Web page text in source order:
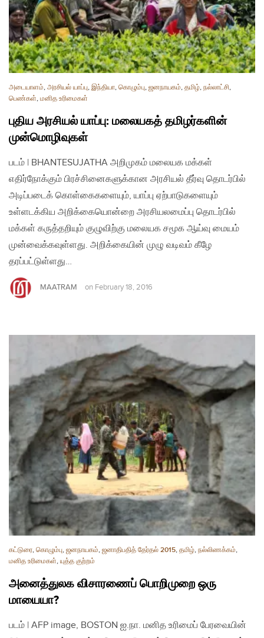
அடையாளம், அரசியல் யாப்பு, இந்தியா, கொழும்பு, ஜனநாயகம், தமிழ், நல்லாட்சி,
பெண்கள், மனித உரிமைகள்
புதிய அரசியல் யாப்பு: மலையகத் தமிழர்களின்
முன்மொழிவுகள்
படம் | BHANTESUJATHA அறிமுகம் மலையக மக்கள்
எதிர்நோக்கும் பிரச்சினைகளுக்கான அரசியல் தீர்வு தொடர்பில்
அடிப்படைக் கொள்கைகளையும், யாப்பு ஏற்பாடுகளையும்
உள்ளடக்கிய அறிக்கையொன்றை அரசியலமைப்பு தொடர்பில்
மக்கள் கருத்தறியும் குழுவிற்கு மலையக சமூக ஆய்வு மையம்
முன்வைக்கவுள்ளது. அறிக்கையின் முழு வடிவம் கீழே
தரப்பட்டுள்ளது…
MAATRAM on February 18, 2016
கட்டுரை, கொழும்பு, ஜனநாயகம், ஜனாதிபதித் தேர்தல் 2015, தமிழ், நல்லிணக்கம்,
மனித உரிமைகள், யுத்த குற்றம்
அனைத்துலக விசாரணைப் பொறிமுறை ஒரு
மாயையா?
படம் | AFP image, BOSTON ஐ.நா. மனித உரிமைப் பேரவையின்